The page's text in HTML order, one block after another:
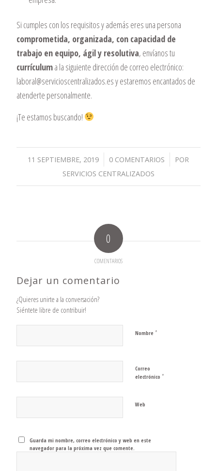
Si cumples con los requisitos y además eres una persona
comprometida, organizada, con capacidad de
trabajo en equipo, ágil y resolutiva, envíanos tu
currículuma la siguiente dirección de correo electrónico:
laboral@servicioscentralizados.esy estaremos encantados de
atenderte personalmente.
¡Te estamos buscando!
11 SEPTIEMBRE, 2019
/ 0 COMENTARIOS
/
POR
SERVICIOS CENTRALIZADOS
0
COMENTARIOS
Dejar un comentario
¿Quieres unirte a la conversación?
Siéntete libre de contribuir!
Nombre *
Correo
electrónico *
Web
Guarda mi nombre, correo electrónico y web en este
navegador para la próxima vez que comente.